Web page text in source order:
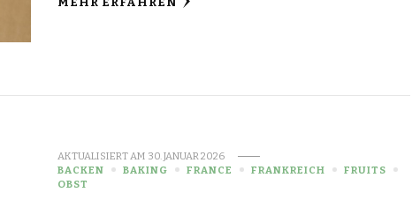
AKTUALISIERT AM 30. JANUAR 2026
BACKEN
BAKING FRANCE FRANKREICH
FRUITS
OBST